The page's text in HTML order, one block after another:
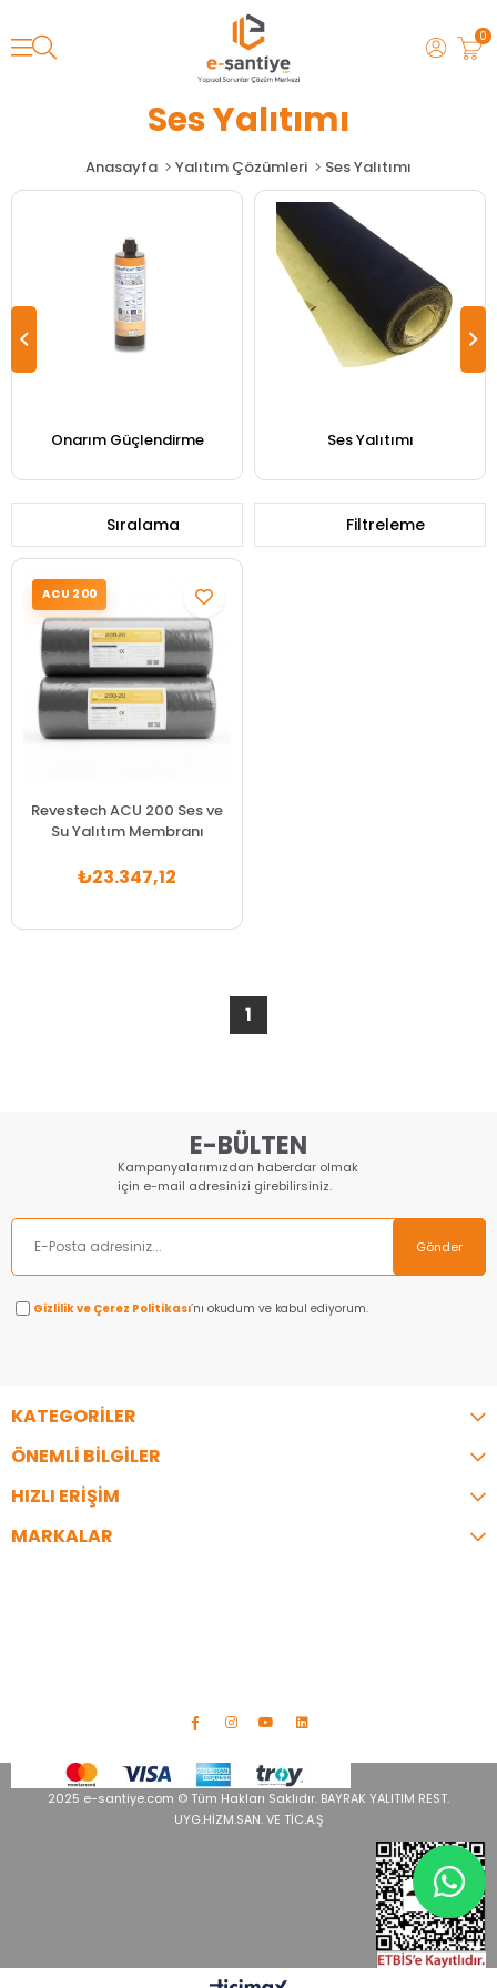
0
Ses Yalıtımı
Anasayfa Yalıtım Çözümleri Ses Yalıtımı
Onarım Güçlendirme Ses Yalıtımı
Filtreleme
Sıralama
ACU 200
Revestech ACU 200 Ses ve
Su Yalıtım Membranı
₺23.347,12
1
E-BÜLTEN
Kampanyalarımızdan haberdar olmak
için e-mail adresinizi girebilirsiniz.
Gönder
Gizlilik ve Çerez Politikası’nı okudum ve kabul ediyorum.
KATEGORİLER
ÖNEMLİ BİLGİLER
HIZLI ERİŞİM
MARKALAR
2025 e-santiye.com © Tüm Hakları Saklıdır. BAYRAK YALITIM REST.
UYG.HİZM.SAN. VE TİC.A.Ş